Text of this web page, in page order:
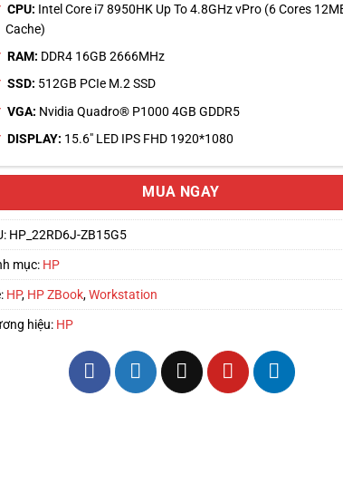
CPU: Intel Core i7 8950HK Up To 4.8GHz vPro (6 Cores
Cache)
RAM: DDR4 16GB 2666MHz
SSD: 512GB PCIe M.2 SSD
VGA: Nvidia Quadro® P1000 4GB GDDR5
DISPLAY: 15.6″ LED IPS FHD 1920*1080
MUA NGAY
HP_22RD6J-ZB15G5
mục: HP
HP, HP ZBook,Workstation
hiệu: HP